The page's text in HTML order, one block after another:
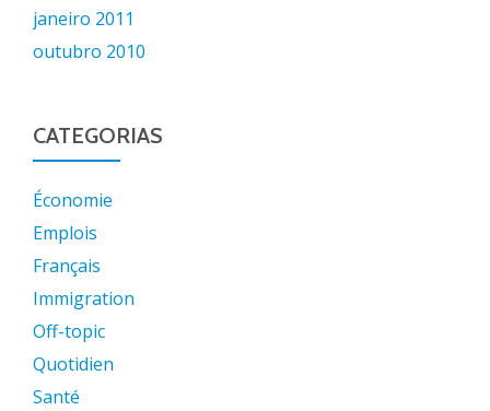
janeiro 2011
outubro 2010
CATEGORIAS
Économie
Emplois
Français
Immigration
Off-topic
Quotidien
Santé